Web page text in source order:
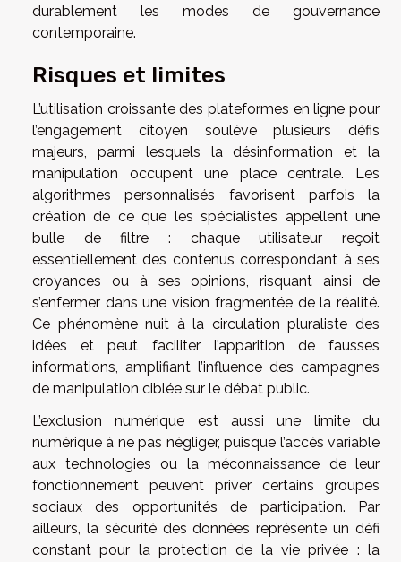
durablement les modes de gouvernance
contemporaine.
Risques et limites
L’utilisation croissante des plateformes en ligne pour
l’engagement citoyen soulève plusieurs défis
majeurs, parmi lesquels la désinformation et la
manipulation occupent une place centrale. Les
algorithmes personnalisés favorisent parfois la
création de ce que les spécialistes appellent une
bulle de filtre : chaque utilisateur reçoit
essentiellement des contenus correspondant à ses
croyances ou à ses opinions, risquant ainsi de
s’enfermer dans une vision fragmentée de la réalité.
Ce phénomène nuit à la circulation pluraliste des
idées et peut faciliter l’apparition de fausses
informations, amplifiant l’influence des campagnes
de manipulation ciblée sur le débat public.
L’exclusion numérique est aussi une limite du
numérique à ne pas négliger, puisque l’accès variable
aux technologies ou la méconnaissance de leur
fonctionnement peuvent priver certains groupes
sociaux des opportunités de participation. Par
ailleurs, la sécurité des données représente un défi
constant pour la protection de la vie privée : la